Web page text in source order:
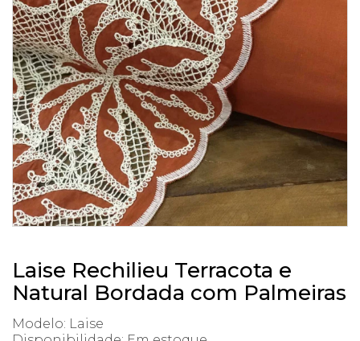
Laise Rechilieu Terracota e
Natural Bordada com Palmeiras
Modelo: Laise